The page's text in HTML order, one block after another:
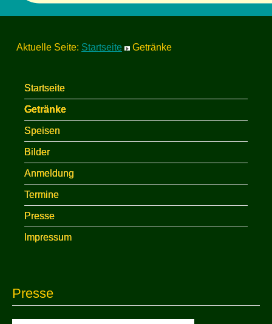
Aktuelle Seite: Startseite Getränke
Startseite
Getränke
Speisen
Bilder
Anmeldung
Termine
Presse
Impressum
Presse